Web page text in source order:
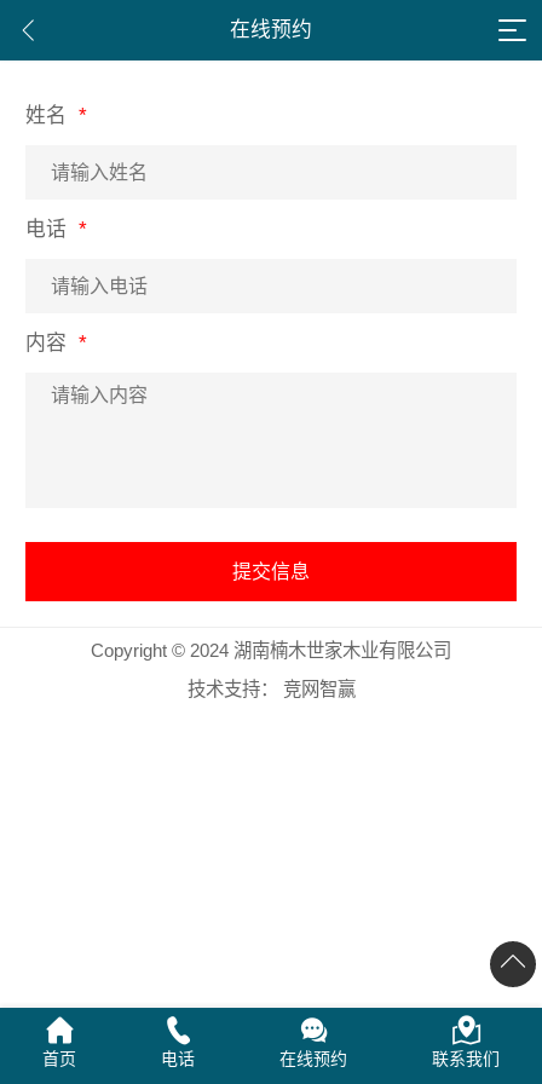
在线预约
姓名
电话
内容
首页 电话 在线预约 联系我们
Copyright © 2024 湖南楠木世家木业有限公司
技术支持：
竞网智赢